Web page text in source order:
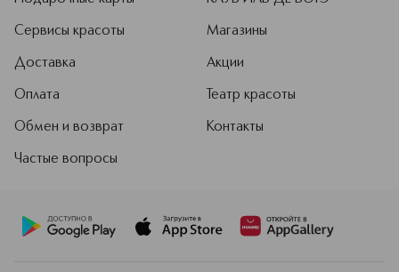
Сервисы красоты
Доставка
Оплата
Обмен и возврат
Частые вопросы
Магазины
Акции
Театр красоты
Контакты